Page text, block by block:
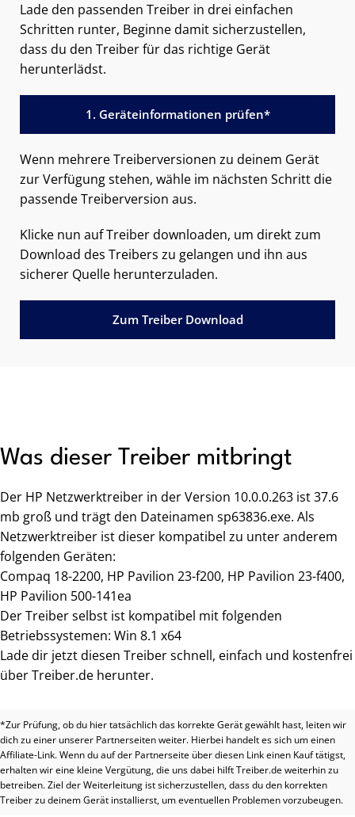
Lade den passenden Treiber in drei einfachen
Schritten runter, Beginne damit sicherzustellen,
dass du den Treiber für das richtige Gerät
herunterlädst.
1. Geräteinformationen prüfen*
Wenn mehrere Treiberversionen zu deinem Gerät
zur Verfügung stehen, wähle im nächsten Schritt die
passende Treiberversion aus.
Klicke nun auf Treiber downloaden, um direkt zum
Download des Treibers zu gelangen und ihn aus
sicherer Quelle herunterzuladen.
Zum Treiber Download
Was dieser Treiber mitbringt
Der HP Netzwerktreiber in der Version 10.0.0.263 ist 37.6
mb groß und trägt den Dateinamen sp63836.exe. Als
Netzwerktreiber ist dieser kompatibel zu unter anderem
folgenden Geräten:
Compaq 18-2200, HP Pavilion 23-f200, HP Pavilion 23-f400,
HP Pavilion 500-141ea
Der Treiber selbst ist kompatibel mit folgenden
Betriebssystemen: Win 8.1 x64
Lade dir jetzt diesen Treiber schnell, einfach und kostenfrei
über Treiber.de herunter.
*Zur Prüfung, ob du hier tatsächlich das korrekte Gerät gewählt hast, leiten wir
dich zu einer unserer Partnerseiten weiter. Hierbei handelt es sich um einen
Affiliate-Link. Wenn du auf der Partnerseite über diesen Link einen Kauf tätigst,
erhalten wir eine kleine Vergütung, die uns dabei hilft Treiber.de weiterhin zu
betreiben. Ziel der Weiterleitung ist sicherzustellen, dass du den korrekten
Treiber zu deinem Gerät installierst, um eventuellen Problemen vorzubeugen.